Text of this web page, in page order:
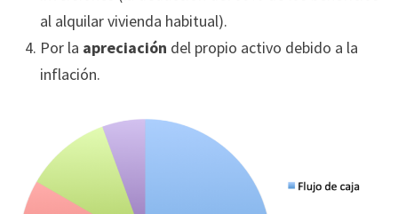
al alquilar vivienda habitual).
Por la apreciación del propio activo debido a la
inflación.